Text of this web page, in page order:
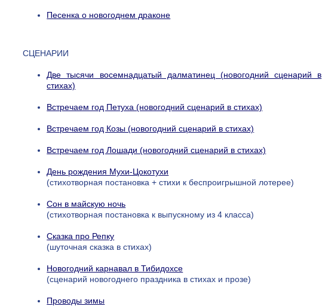
Песенка о новогоднем драконе
СЦЕНАРИИ
Две тысячи восемнадцатый далматинец (новогодний сценарий в
стихах)
Встречаем год Петуха (новогодний сценарий в стихах)
Встречаем год Козы (новогодний сценарий в стихах)
Встречаем год Лошади (новогодний сценарий в стихах)
День рождения Мухи-Цокотухи
(стихотворная постановка + стихи к беспроигрышной лотерее)
Сон в майскую ночь
(стихотворная постановка к выпускному из 4 класса)
Сказка про Репку
(шуточная сказка в стихах)
Новогодний карнавал в Тибидохсе
(сценарий новогоднего праздника в стихах и прозе)
Проводы зимы